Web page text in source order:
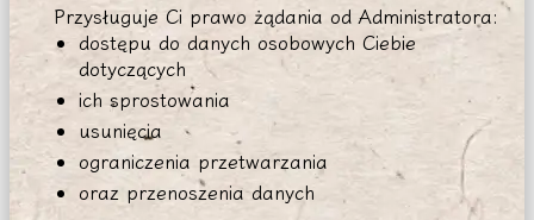
Przysługuje Ci prawo żądania od Administratora:
dostępu do danych osobowych Ciebie
dotyczących
ich sprostowania
usunięcia
ograniczenia przetwarzania
oraz przenoszenia danych